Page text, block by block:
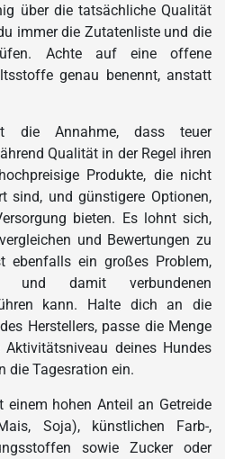
über die tatsächliche Qualität
immer die Zutatenliste und die
Achte auf eine offene
genau benennt, anstatt
die Annahme, dass teuer
Qualität in der Regel ihren
Produkte, die nicht
sind, und günstigere Optionen,
bieten. Es lohnt sich,
und Bewertungen zu
ebenfalls ein großes Problem,
und damit verbundenen
kann. Halte dich an die
Herstellers, passe die Menge
deines Hundes
die Tagesration ein.
hohen Anteil an Getreide
Soja), künstlichen Farb-,
sowie Zucker oder